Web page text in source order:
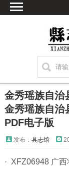
方志
古籍
考古
新编方志
金秀瑶族自治
金秀瑶族自治
PDF电子版
发布： 县志馆
· XFZ06948 广西